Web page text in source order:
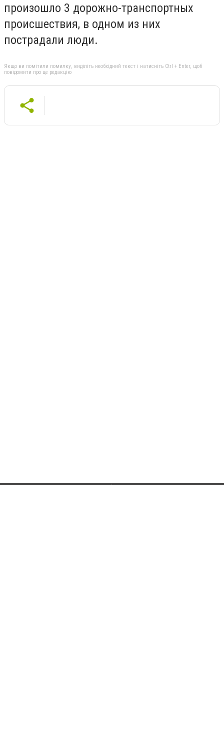
произошло 3 дорожно-транспортных
происшествия, в одном из них
пострадали люди.
Якщо ви помітили помилку, виділіть необхідний текст і натисніть Ctrl + Enter, щоб
повідомити про це редакцію